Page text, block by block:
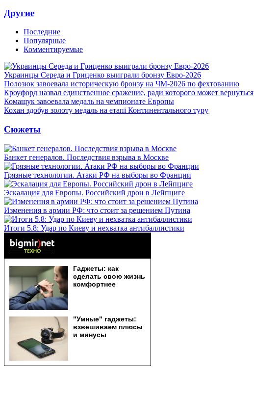
Другие
Последние
Популярные
Комментируемые
Украинцы Середа и Гриценко выиграли бронзу Евро-2026
Полозюк завоевала историческую бронзу на ЧМ-2026 по фехтованию
Кроуфорд назвал единственное сражение, ради которого может вернуться
Комащук завоевала медаль на чемпионате Европы
Кохан здобув золоту медаль на етапі Континентального туру
Сюжеты
Банкет генералов. Последствия взрыва в Москве
Грязные технологии. Атаки РФ на выборы во Франции
Эскалация для Европы. Российский дрон в Лейпциге
Изменения в армии РФ: что стоит за решением Путина
Итоги 5.8: Удар по Киеву и нехватка антибаллистики